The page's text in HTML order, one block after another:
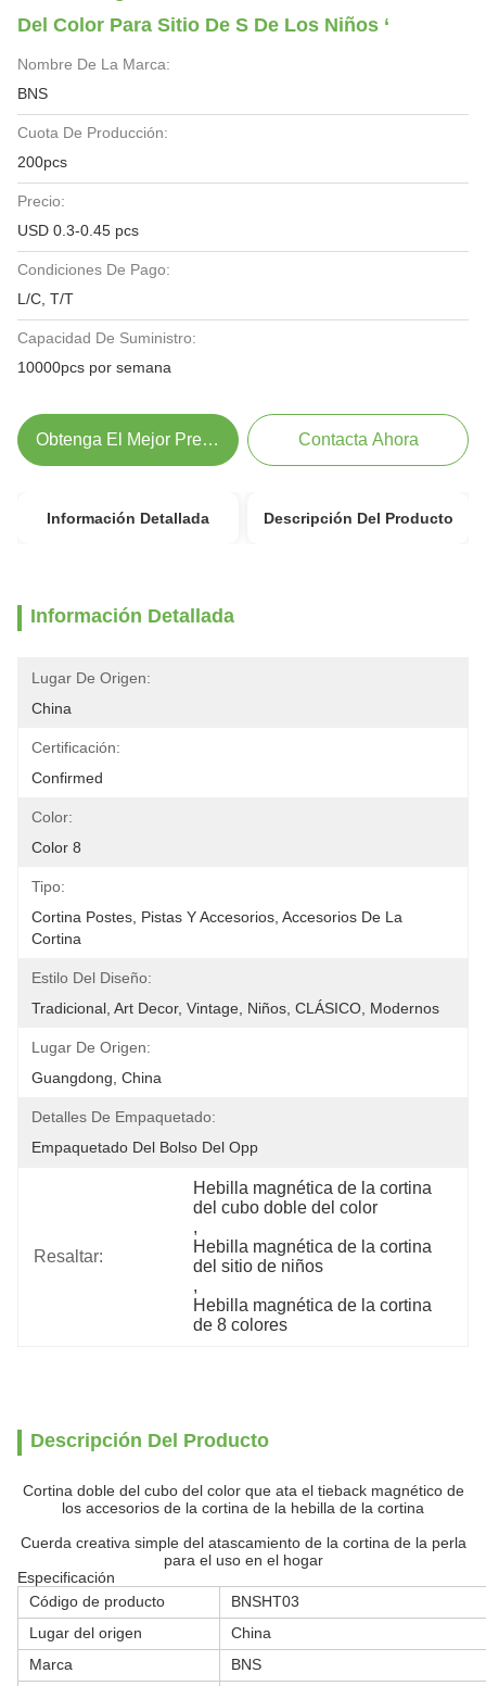
Del Color Para Sitio De S De Los Niños ‘
Nombre De La Marca:
BNS
Cuota De Producción:
200pcs
Precio:
USD 0.3-0.45 pcs
Condiciones De Pago:
L/C, T/T
Capacidad De Suministro:
10000pcs por semana
Obtenga El Mejor Precio Contacta Ahora
Información Detallada Descripción Del Producto
Información Detallada
Lugar De Origen:
China
Certificación:
Confirmed
Color:
Color 8
Tipo:
Cortina Postes, Pistas Y Accesorios, Accesorios De La
Cortina
Estilo Del Diseño:
Tradicional, Art Decor, Vintage, Niños, CLÁSICO, Modernos
Lugar De Origen:
Guangdong, China
Detalles De Empaquetado:
Empaquetado Del Bolso Del Opp
Resaltar:
Hebilla magnética de la cortina
del cubo doble del color
,
Hebilla magnética de la cortina
del sitio de niños
,
Hebilla magnética de la cortina
de 8 colores
Descripción Del Producto
Cortina doble del cubo del color que ata el tieback magnético de
los accesorios de la cortina de la hebilla de la cortina
Cuerda creativa simple del atascamiento de la cortina de la perla
para el uso en el hogar
Especificación
Código de producto
BNSHT03
Lugar del origen
China
Marca
BNS